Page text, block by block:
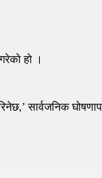
हो ।
सार्वजनिक